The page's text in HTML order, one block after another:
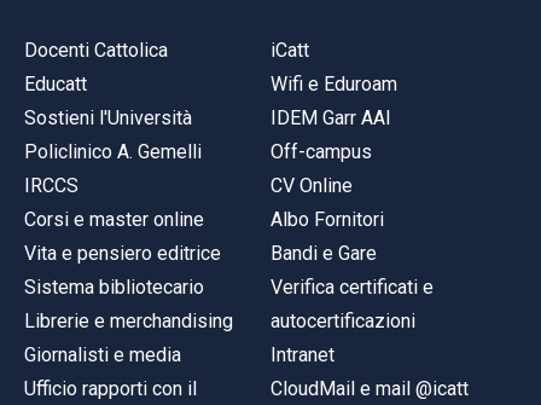
Docenti Cattolica
Educatt
Sostieni l'Università
Policlinico A. Gemelli
IRCCS
Corsi e master online
Vita e pensiero editrice
Sistema bibliotecario
Librerie e merchandising
Giornalisti e media
Ufficio rapporti con il
iCatt
Wifi e Eduroam
IDEM Garr AAI
Off-campus
CV Online
Albo Fornitori
Bandi e Gare
Verifica certificati e
autocertificazioni
Intranet
CloudMail e mail @icatt